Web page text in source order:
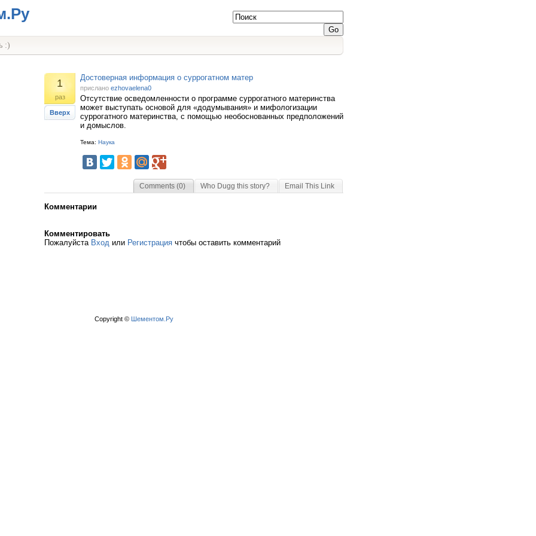
:)
1
раз
Вверх
Достоверная информация о суррогатном матер
прислано ezhovaelena0
Отсутствие осведомленности о программе суррогатного материнства
может выступать основой для «додумывания» и мифологизации
суррогатного материнства, с помощью необоснованных предположений
и домыслов.
Тема: Наука
Comments (0) Who Dugg this story? Email This Link
Комментарии
Комментировать
Пожалуйста Вход или Регистрация чтобы оставить комментарий
Copyright © Шементом.Ру